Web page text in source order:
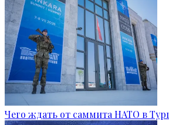
Чего ждать от саммита НАТО в